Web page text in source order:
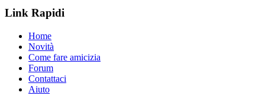
Link Rapidi
Home
Novità
Come fare amicizia
Forum
Contattaci
Aiuto